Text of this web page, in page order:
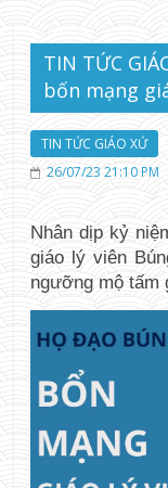
TIN TỨC
bốn mạng
TIN TỨC GIÁO XỨ
26/07/23 21:10 PM
Nhân dịp kỷ
giáo lý viên
ngưỡng mộ tấm